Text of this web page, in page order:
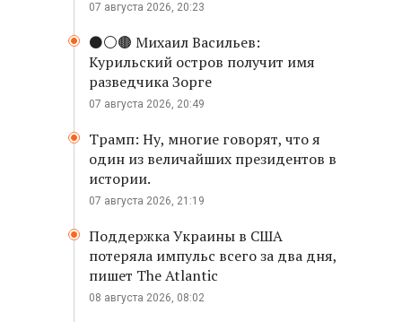
07 августа 2026, 20:23
⚫️⚪️🟤 Михаил Васильев:
Курильский остров получит имя
разведчика Зорге
07 августа 2026, 20:49
Трамп: Ну, многие говорят, что я
один из величайших президентов в
истории.
07 августа 2026, 21:19
Поддержка Украины в США
потеряла импульс всего за два дня,
пишет The Atlantic
08 августа 2026, 08:02